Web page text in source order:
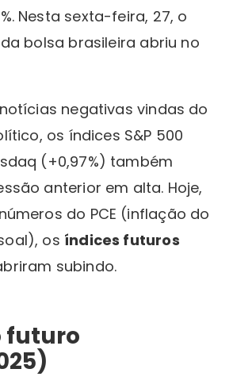
Nesta sexta-feira, 27, o
da bolsa brasileira abriu no
notícias negativas vindas do
os índices S&P 500
(+0,97%) também
anterior em alta. Hoje,
do PCE (inflação do
os índices futuros
subindo.
futuro